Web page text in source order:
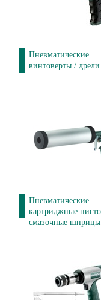
Пневматические
винтоверты / дрели
Пневматические
картриджные
смазочные шприцы